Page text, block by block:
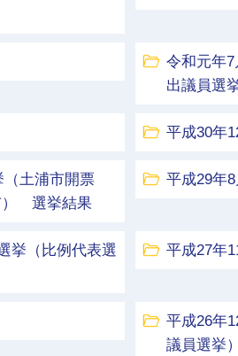
令和元年
出議員選
平成30年
土浦市開票
） 選挙結果
平成29年
挙（比例代表選
平成27年
平成26年
議員選挙